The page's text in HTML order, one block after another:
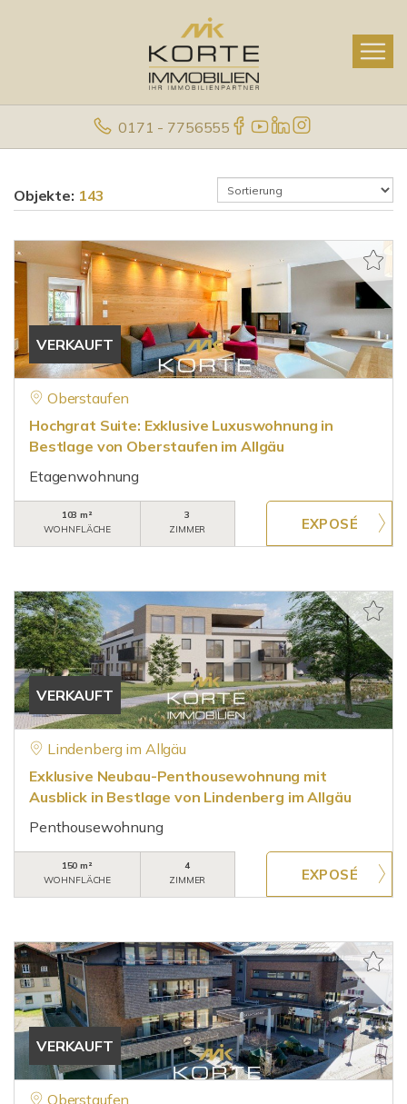
0171 - 7756555
Objekte: 143
VERKAUFT
Oberstaufen
Hochgrat Suite: Exklusive Luxuswohnung in
Bestlage von Oberstaufen im Allgäu
Etagenwohnung
103 m²
WOHNFLÄCHE
3
ZIMMER
VERKAUFT
Lindenberg im Allgäu
Exklusive Neubau-Penthousewohnung mit
Ausblick in Bestlage von Lindenberg im Allgäu
Penthousewohnung
150 m²
WOHNFLÄCHE
4
ZIMMER
VERKAUFT
Oberstaufen